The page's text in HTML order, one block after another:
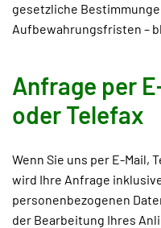
gesetzliche
Aufbewahrungsfristen –
Anfrage per
oder Telefax
Wenn Sie uns per E-Mail,
wird Ihre Anfrage
personenbezogenen
der Bearbeitung Ihres